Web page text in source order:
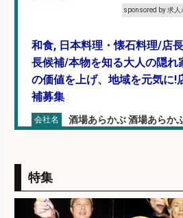
sponsored by 求人
和食, 日本料理・懐石料理/店
長候補/本物を知る大人の隠れ
の価値を上げ、地域を元気に!
補募集
会社名 酒場あらかぶ 酒場あらか
未経験歓迎/釣り具メーカーで
ート営業/釣りや釣具などの知
須/残業なし
特集